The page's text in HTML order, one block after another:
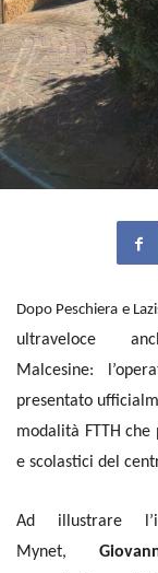
Dopo Peschiera e
ultraveloce
Malcesine:
l’
presentato
modalità FTTH
e scolastici del
Ad illustrare
Mynet,